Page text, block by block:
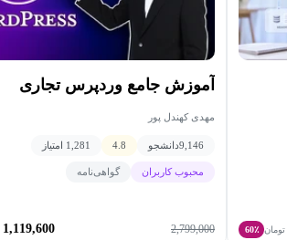
تومان 60٪
آموزش جامع وردپرس تجاری
مهدی کهندل پور
9,146دانشجو 4.8 1,281 امتیاز
محبوب کاربران گواهی‌نامه
2,799,000
1,119,600